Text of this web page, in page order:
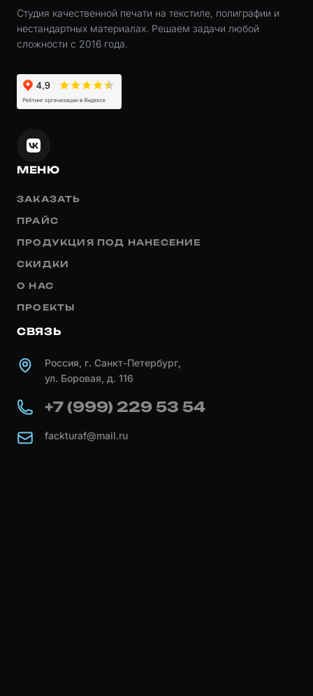
Студия качественной печати на текстиле, полиграфии и
нестандартных материалах. Решаем задачи любой
сложности с 2016 года.
МЕНЮ
ЗАКАЗАТЬ
ПРАЙС
ПРОДУКЦИЯ ПОД НАНЕСЕНИЕ
СКИДКИ
О НАС
ПРОЕКТЫ
СВЯЗЬ
Россия, г. Санкт-Петербург,
ул. Боровая, д. 116
+7 (999) 229 53 54
fackturaf@mail.ru